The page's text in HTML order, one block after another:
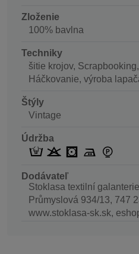
Zloženie
100% bavlna
Techniky
šitie krojov,
Háčkovanie, výroba
Štýly
Vintage
Údržba
Dodávateľ
Stoklasa textilní
Průmyslová 934/13, 747
www.stoklasa-sk.sk,